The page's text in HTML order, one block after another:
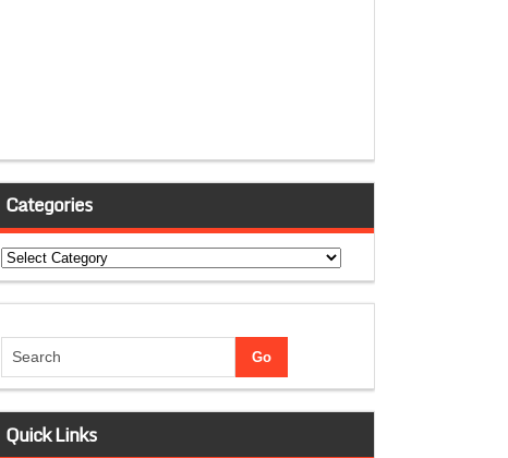
Categories
Categories
Quick Links